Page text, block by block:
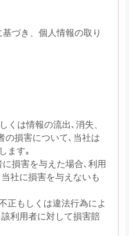
づき、個人情報の取り
は情報の流出､消失、
の損害について､当社は
ます｡
損害を与えた場合､利用
社に損害を与えないも
正もしくは違法行為によ
利用者に対して損害賠